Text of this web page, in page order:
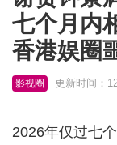
七个月内
香港娱圈
影视圈 更新时间：
2026年仅过七